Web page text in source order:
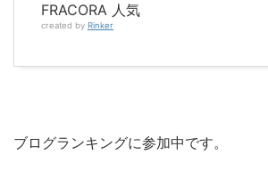
FRACORA 人気
created by Rinker
ブログランキングに参加中です。